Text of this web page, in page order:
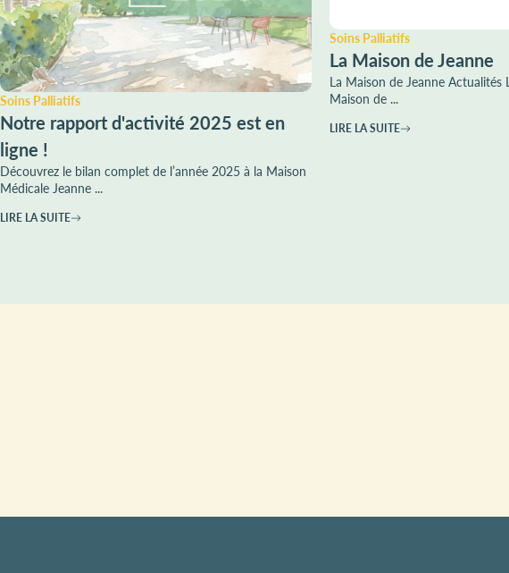
Soins Palliatifs
Notre rapport d'activité 2025 est en
ligne !
Découvrez le bilan complet de l’année 2025 à la Maison
Médicale Jeanne ...
LIRE LA SUITE
Soins Palliatifs
La Maison de Jeanne
La Maison de Jeanne Actualités
Maison de ...
LIRE LA SUITE